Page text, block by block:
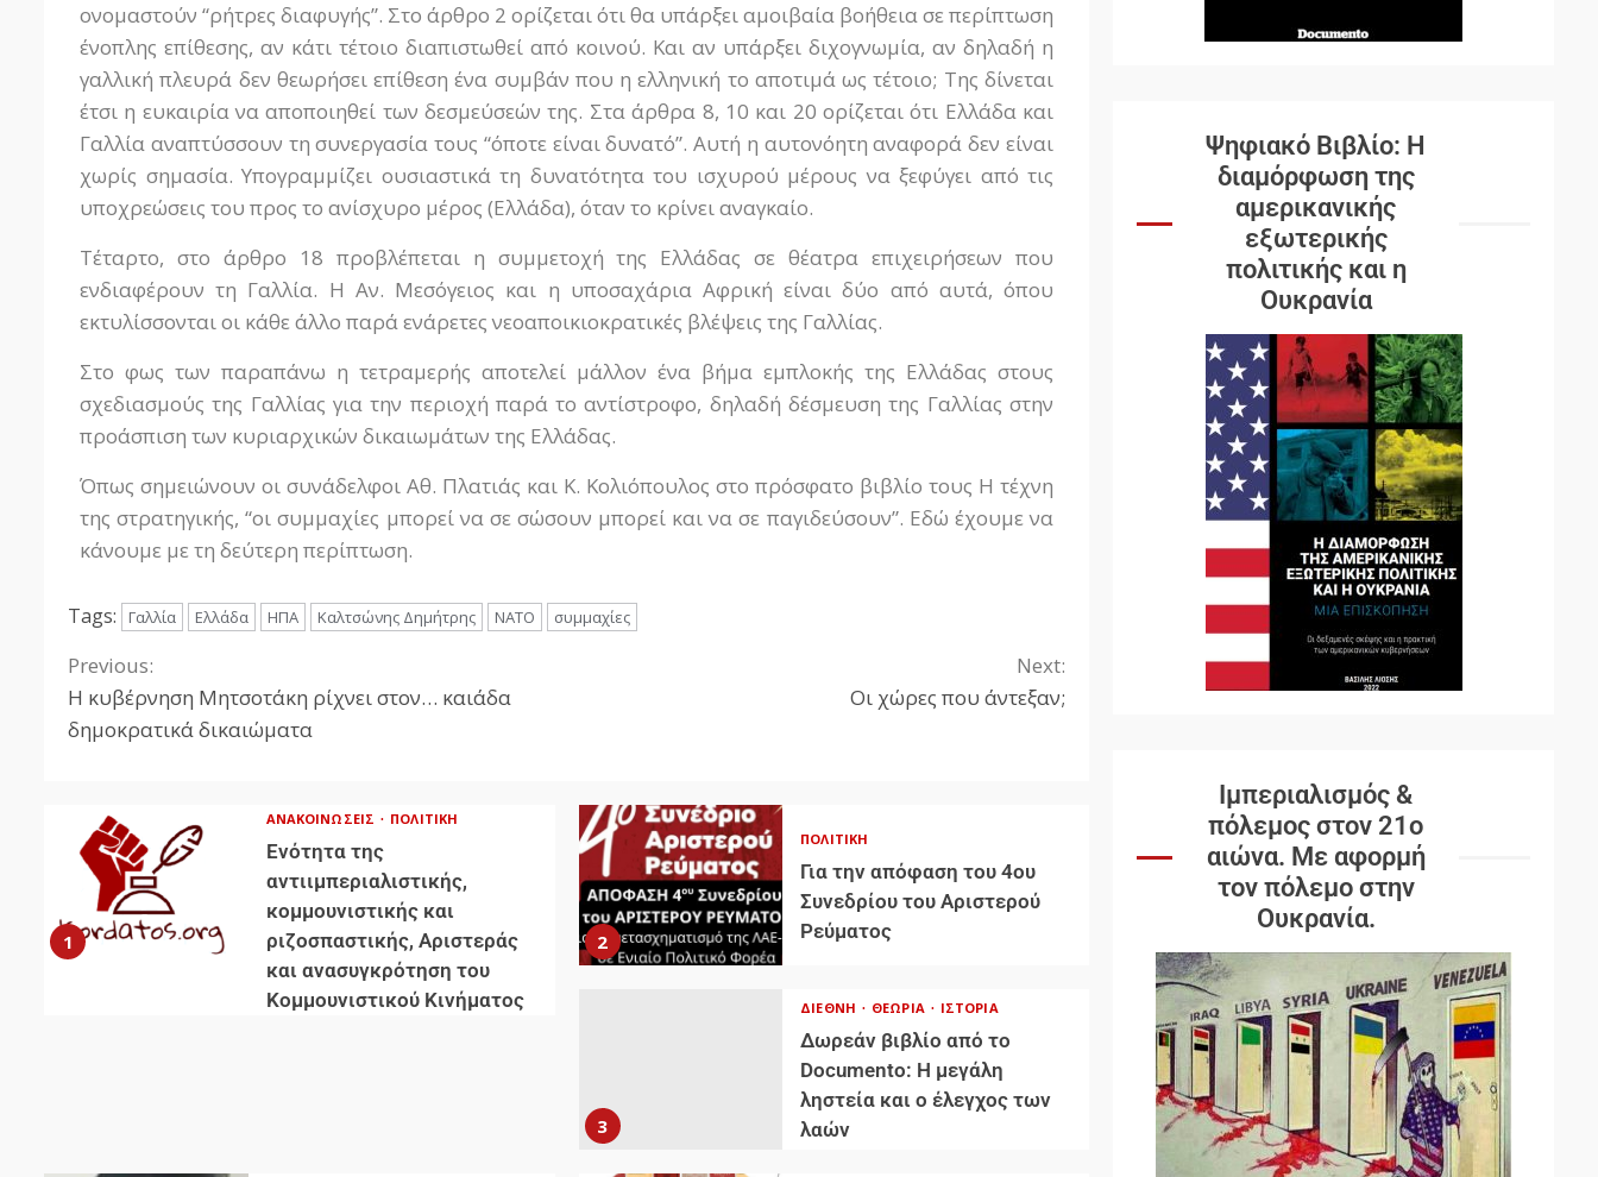
ονομαστούν “ρήτρες διαφυγής”. Στο άρθρο 2 ορίζεται ότι θα υπάρξει αμοιβαία βοήθεια σε περίπτωση
ένοπλης επίθεσης, αν κάτι τέτοιο διαπιστωθεί από κοινού. Και αν υπάρξει διχογνωμία, αν δηλαδή η
γαλλική πλευρά δεν θεωρήσει επίθεση ένα συμβάν που η ελληνική το αποτιμά ως τέτοιο; Της δίνεται
έτσι η ευκαιρία να αποποιηθεί των δεσμεύσεών της. Στα άρθρα 8, 10 και 20 ορίζεται ότι Ελλάδα και
Γαλλία αναπτύσσουν τη συνεργασία τους “όποτε είναι δυνατό”. Αυτή η αυτονόητη αναφορά δεν είναι
χωρίς σημασία. Υπογραμμίζει ουσιαστικά τη δυνατότητα του ισχυρού μέρους να ξεφύγει από τις
υποχρεώσεις του προς το ανίσχυρο μέρος (Ελλάδα), όταν το κρίνει αναγκαίο.
Τέταρτο, στο άρθρο 18 προβλέπεται η συμμετοχή της Ελλάδας σε θέατρα επιχειρήσεων που
ενδιαφέρουν τη Γαλλία. Η Αν. Μεσόγειος και η υποσαχάρια Αφρική είναι δύο από αυτά, όπου
εκτυλίσσονται οι κάθε άλλο παρά ενάρετες νεοαποικιοκρατικές βλέψεις της Γαλλίας.
Στο φως των παραπάνω η τετραμερής αποτελεί μάλλον ένα βήμα εμπλοκής της Ελλάδας στους
σχεδιασμούς της Γαλλίας για την περιοχή παρά το αντίστροφο, δηλαδή δέσμευση της Γαλλίας στην
προάσπιση των κυριαρχικών δικαιωμάτων της Ελλάδας.
Όπως σημειώνουν οι συνάδελφοι Αθ. Πλατιάς και Κ. Κολιόπουλος στο πρόσφατο βιβλίο τους Η τέχνη
της στρατηγικής, “οι συμμαχίες μπορεί να σε σώσουν μπορεί και να σε παγιδεύσουν”. Εδώ έχουμε να
κάνουμε με τη δεύτερη περίπτωση.
Tags: Γαλλία Ελλάδα ΗΠΑ Καλτσώνης Δημήτρης ΝΑΤΟ συμμαχίες
Previous:
Η κυβέρνηση Μητσοτάκη ρίχνει στον… καιάδα
δημοκρατικά δικαιώματα
Next:
Οι χώρες που άντεξαν;
1
ΑΝΑΚΟΙΝΏΣΕΙΣ ΠΟΛΙΤΙΚΉ
Ενότητα της
αντιιμπεριαλιστικής,
κομμουνιστικής και
ριζοσπαστικής, Αριστεράς
και ανασυγκρότηση του
Κομμουνιστικού Κινήματος
2
ΠΟΛΙΤΙΚΉ
Για την απόφαση του 4ου
Συνεδρίου του Αριστερού
Ρεύματος
3
ΔΙΕΘΝΉ ΘΕΩΡΊΑ ΙΣΤΟΡΊΑ
Δωρεάν βιβλίο από το
Documento: Η μεγάλη
ληστεία και ο έλεγχος των
λαών
Ψηφιακό Βιβλίο: Η
διαμόρφωση της
αμερικανικής
εξωτερικής
πολιτικής και η
Ουκρανία
Ιμπεριαλισμός &
πόλεμος στον 21ο
αιώνα. Mε αφορμή
τον πόλεμο στην
Ουκρανία.